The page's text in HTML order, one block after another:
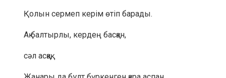
Қолын сермеп керім өтіп барады.
Ақ балтырлы, кердең басқан,
сәл асқақ,